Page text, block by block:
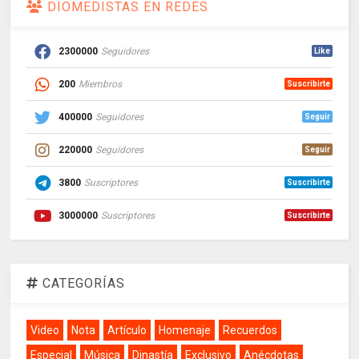
DIOMEDISTAS EN REDES
2300000 Seguidores Like
200 Miembros Suscribirte
400000 Seguidores Seguir
220000 Seguidores Seguir
3800 Suscriptores Suscribirte
3000000 Suscriptores Suscribirte
CATEGORÍAS
Video Nota Artículo Homenaje
Recuerdos
Especial
Música Dinastía Exclusivo Anécdotas